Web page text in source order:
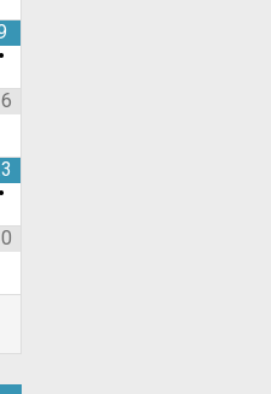
•
•